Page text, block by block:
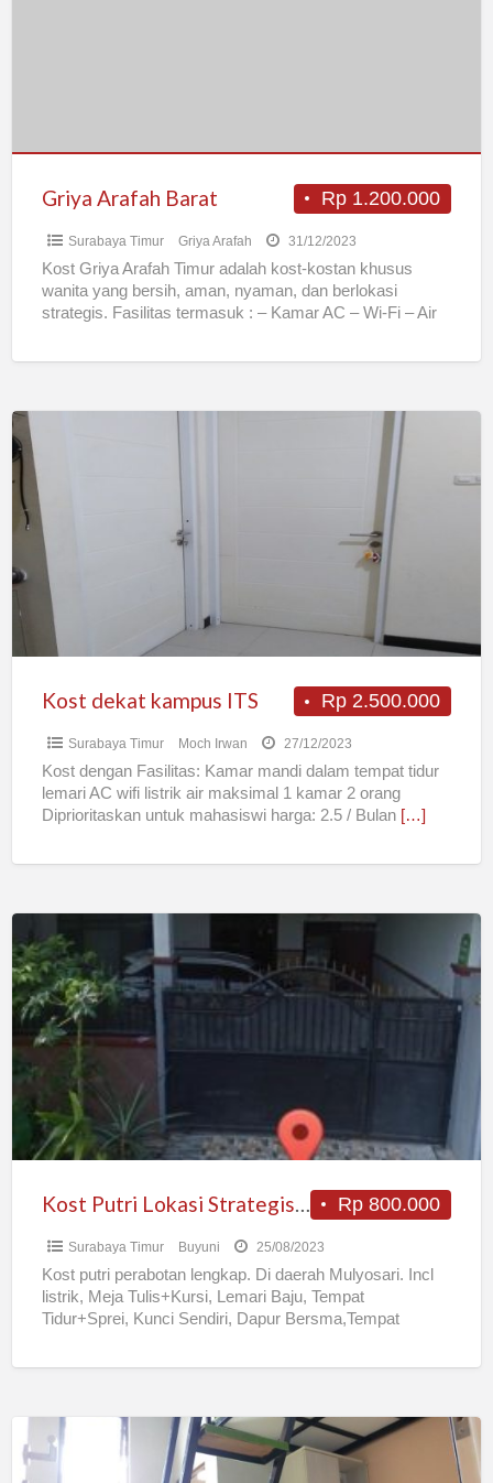
Rp 1.200.000
Griya Arafah Barat
Surabaya Timur Griya Arafah 31/12/2023
Kost Griya Arafah Timur adalah kost-kostan khusus
wanita yang bersih, aman, nyaman, dan berlokasi
strategis. Fasilitas termasuk : – Kamar AC – Wi-Fi – Air
Kost
dekat
kampus
ITS
Rp 2.500.000
Kost dekat kampus ITS
Surabaya Timur Moch Irwan 27/12/2023
Kost dengan Fasilitas: Kamar mandi dalam tempat tidur
lemari AC wifi listrik air maksimal 1 kamar 2 orang
Diprioritaskan untuk mahasiswi harga: 2.5 / Bulan […]
Putri
Lokasi
Strategis
Surabaya
Timur
Rp 800.000
Kost Putri Lokasi Strategis Surabaya Timur
Surabaya Timur Buyuni 25/08/2023
Kost putri perabotan lengkap. Di daerah Mulyosari. Incl
listrik, Meja Tulis+Kursi, Lemari Baju, Tempat
Tidur+Sprei, Kunci Sendiri, Dapur Bersma,Tempat
Omah